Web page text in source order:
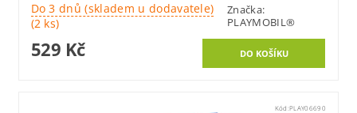
Do 3 dnů (skladem u dodavatele)
(2 ks)
Značka:
PLAYMOBIL®
529 Kč
Kód:PLAY06690